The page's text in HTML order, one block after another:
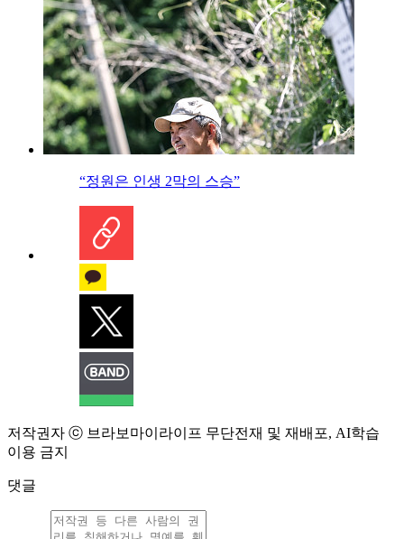
“정원은 인생 2막의 스승”
저작권자 ⓒ 브라보마이라이프 무단전재 및 재배포, AI학습
이용 금지
댓글